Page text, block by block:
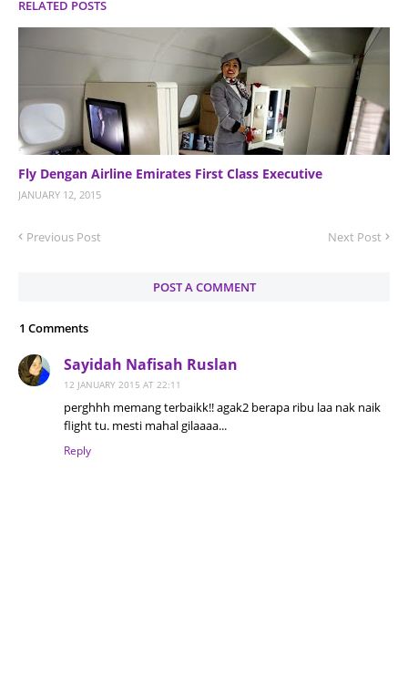
RELATED POSTS
Fly Dengan Airline Emirates First Class Executive
JANUARY 12, 2015
Previous Post Next Post
POST A COMMENT
1 Comments
Sayidah Nafisah Ruslan
12 JANUARY 2015 AT 22:11
perghhh memang terbaikk!! agak2 berapa ribu laa nak naik
flight tu. mesti mahal gilaaaa...
Reply